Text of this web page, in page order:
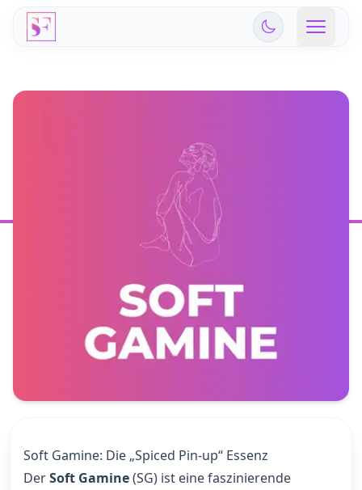
Soft Gamine: Die „Spiced Pin-up“ Essenz
DerSoft Gamine(SG) ist eine faszinierende